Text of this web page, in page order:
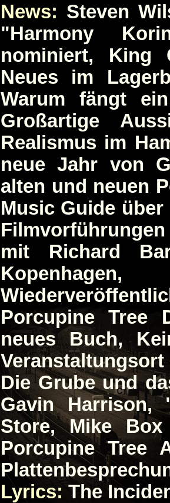
News: Steven
"Harmony
nominiert, King
Neues im
Warum fängt
Großartige
Realismus im
neue Jahr von
alten und neuen
Music Guide
mit Richard
Porcupine Tree
neues Buch,
Die Grube und
Gavin Harrison,
Store, Mike
Porcupine Tree
Lyrics: The